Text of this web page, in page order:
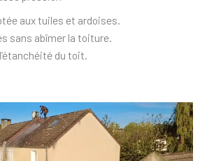
aux tuiles et ardoises.
sans abîmer la toiture.
du toit.